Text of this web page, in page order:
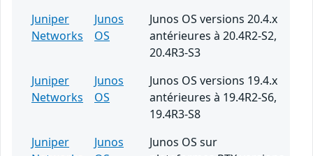
Juniper
Networks
Junos
OS
Junos OS versions 20.4.x
antérieures à 20.4R2-S2,
20.4R3-S3
Juniper
Networks
Junos
OS
Junos OS versions 19.4.x
antérieures à 19.4R2-S6,
19.4R3-S8
Juniper
Junos
Junos OS sur